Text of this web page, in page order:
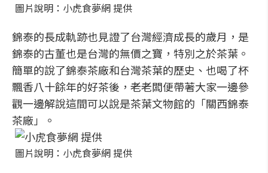
圖片說明：小虎食夢網 提供
錦泰的長成軌跡也見證了台灣經濟成長的歲月，是
錦泰的古董也是台灣的無價之寶，特別之於茶葉。
簡單的說了錦泰茶廠和台灣茶葉的歷史、也喝了杯
飄香八十餘年的好茶後，老老闆便帶著大家一邊參
觀一邊解說這間可以說是茶葉文物館的「關西錦泰
茶廠」。
圖片說明：小虎食夢網 提供